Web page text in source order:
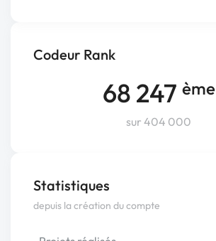
Codeur Rank
68 247 ème
sur 404 000
Statistiques
depuis la création du compte